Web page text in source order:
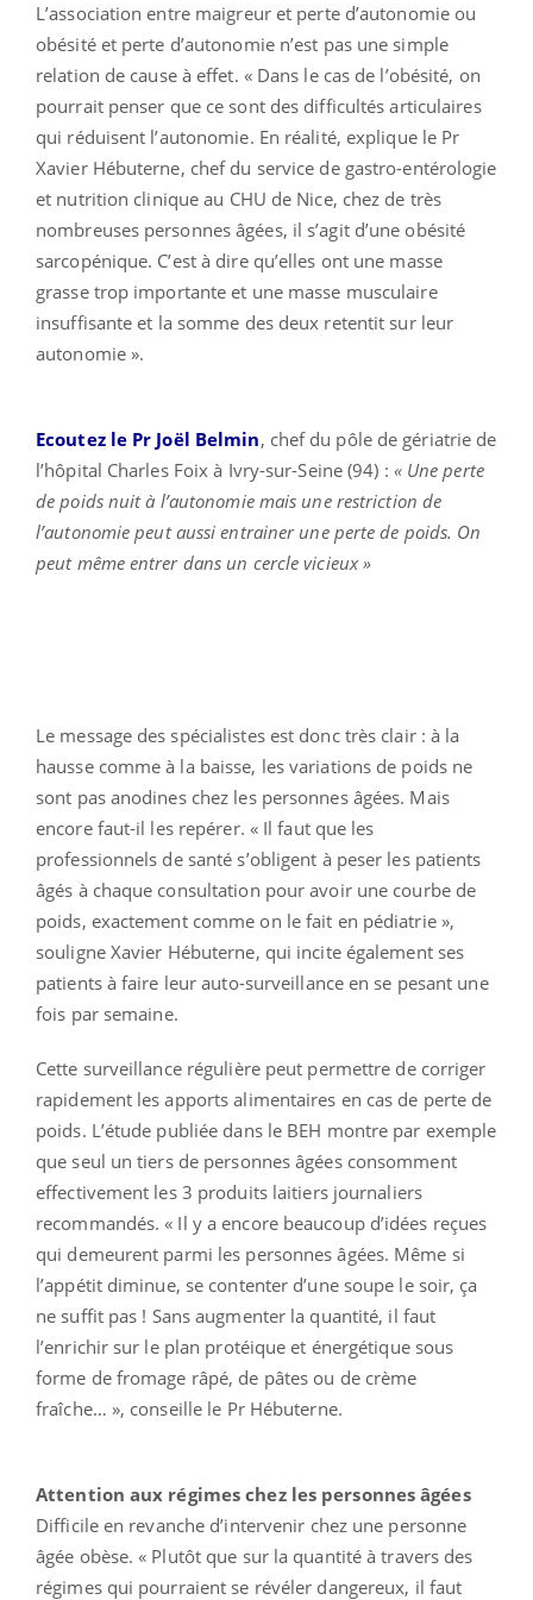
L’association entre maigreur et perte d’autonomie ou
obésité et perte d’autonomie n’est pas une simple
relation de cause à effet. « Dans le cas de l’obésité, on
pourrait penser que ce sont des difficultés articulaires
qui réduisent l’autonomie. En réalité, explique le Pr
Xavier Hébuterne, chef du service de gastro-entérologie
et nutrition clinique au CHU de Nice, chez de très
nombreuses personnes âgées, il s’agit d’une obésité
sarcopénique. C’est à dire qu’elles ont une masse
grasse trop importante et une masse musculaire
insuffisante et la somme des deux retentit sur leur
autonomie ».
Ecoutez le Pr Joël Belmin, chef du pôle de gériatrie de
l’hôpital Charles Foix à Ivry-sur-Seine (94) : « Une perte
de poids nuit à l’autonomie mais une restriction de
l’autonomie peut aussi entrainer une perte de poids. On
peut même entrer dans un cercle vicieux »
Le message des spécialistes est donc très clair : à la
hausse comme à la baisse, les variations de poids ne
sont pas anodines chez les personnes âgées. Mais
encore faut-il les repérer. « Il faut que les
professionnels de santé s’obligent à peser les patients
âgés à chaque consultation pour avoir une courbe de
poids, exactement comme on le fait en pédiatrie »,
souligne Xavier Hébuterne, qui incite également ses
patients à faire leur auto-surveillance en se pesant une
fois par semaine.
Cette surveillance régulière peut permettre de corriger
rapidement les apports alimentaires en cas de perte de
poids. L’étude publiée dans le BEH montre par exemple
que seul un tiers de personnes âgées consomment
effectivement les 3 produits laitiers journaliers
recommandés. « Il y a encore beaucoup d’idées reçues
qui demeurent parmi les personnes âgées. Même si
l’appétit diminue, se contenter d’une soupe le soir, ça
ne suffit pas ! Sans augmenter la quantité, il faut
l’enrichir sur le plan protéique et énergétique sous
forme de fromage râpé, de pâtes ou de crème
fraîche… », conseille le Pr Hébuterne.
Attention aux régimes chez les personnes âgées
Difficile en revanche d’intervenir chez une personne
âgée obèse. « Plutôt que sur la quantité à travers des
régimes qui pourraient se révéler dangereux, il faut